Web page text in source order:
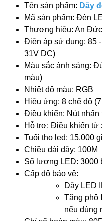
Tên sản phẩm: Dây
Mã sản phẩm: Đèn
Thương hiệu: An
Điện áp sử dụng: 85
31V DC)
Màu sắc ánh sáng:
màu)
Nhiệt độ màu: RGB
Hiệu ứng: 8 chế độ
Điều khiển: Nút nhấn
Hỗ trợ: Điều khiển từ
Tuổi thọ led: 15.000
Chiều dài dây: 100M
Số lượng LED: 3000
Cấp độ bảo vệ:
Dây LED
Tăng phô
nếu dùng